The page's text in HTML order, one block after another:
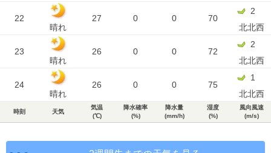
22
晴れ
27 0 0 70
2
北北西
23
晴れ
26 0 0 72
2
北北西
24
晴れ
26 0 0 75
1
北北西
時刻 天気
気温
(℃)
降水確率
(%)
降水量
(mm/h)
湿度
(%)
風向風速
(m/s)